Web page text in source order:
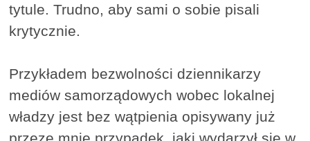
tytule. Trudno, aby sami o sobie pisali
krytycznie.
Przykładem bezwolności dziennikarzy
mediów samorządowych wobec lokalnej
władzy jest bez wątpienia opisywany już